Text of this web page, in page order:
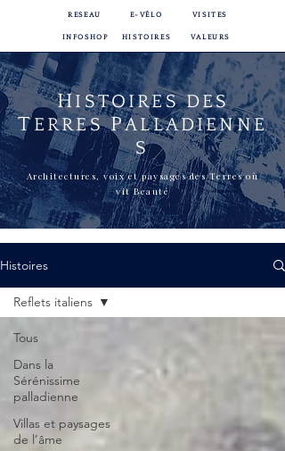
E-VÉLO
RESEAU VISITES
HISTOIRES
INFOSHOP VALEURS
HISTOIRES DES
TERRESPALLADIENNE
S
Architectures, voix et paysages des Terres où
vit Beauté
Histoires
Tous
Dans la
Sérénissime
palladienne
Villas et paysages
de l’âme
Reflets italiens